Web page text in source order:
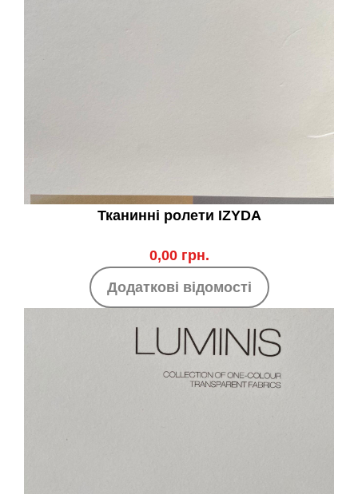
Тканинні ролети IZYDA
0,00 грн.
Додаткові відомості